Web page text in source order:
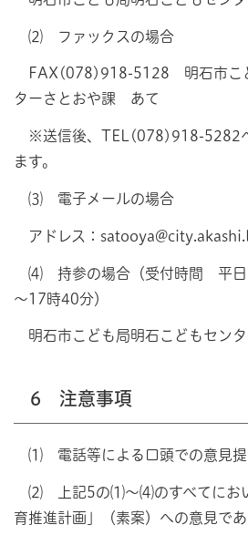
⑵ ファックスの場合
FAX(078)918-5128 明石市こ
ターさとおや課 あて
※送信後、TEL(078)918-5282へ
ます。
⑶ 電子メールの場合
アドレス：
⑷ 持参の場合（受付時間 平日
～17時40分）
明石市こども局明石こどもセン
6 注意事項
⑴ 電話等による口頭での意見提
⑵ 上記5の⑴～⑷のすべてにおい
育推進計画」（素案）への意見で